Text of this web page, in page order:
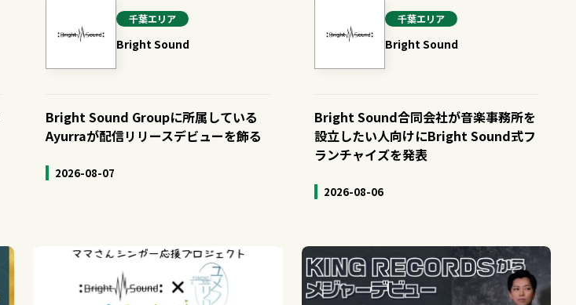
千葉エリア
Bright Sound
Bright Sound Groupに所属している
Ayurraが配信リリースデビューを飾る
2026-08-07
千葉エリア
Bright Sound
Bright Sound合同会社が音楽事務所を
設立したい人向けにBright Sound式フ
ランチャイズを発表
2026-08-06